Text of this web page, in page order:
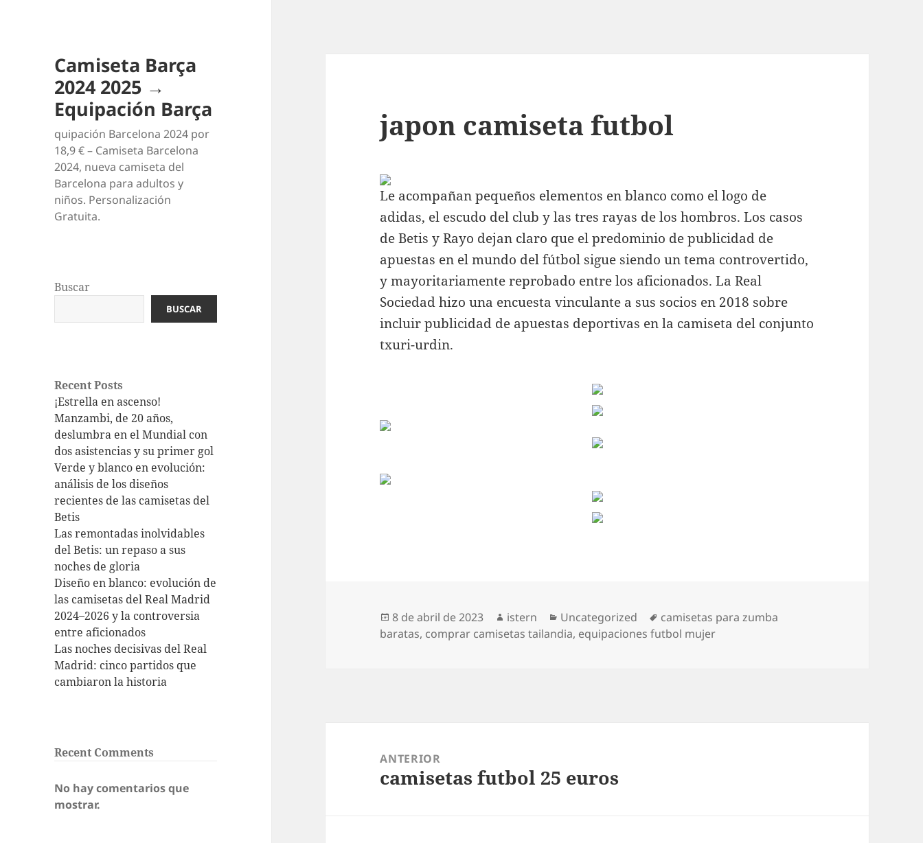
Camiseta Barça
2024 2025 →
Equipación Barça
quipación Barcelona 2024 por
18,9 € – Camiseta Barcelona
2024, nueva camiseta del
Barcelona para adultos y
niños. Personalización
Gratuita.
Buscar
BUSCAR
Recent Posts
¡Estrella en ascenso!
Manzambi, de 20 años,
deslumbra en el Mundial con
dos asistencias y su primer gol
Verde y blanco en evolución:
análisis de los diseños
recientes de las camisetas del
Betis
Las remontadas inolvidables
del Betis: un repaso a sus
noches de gloria
Diseño en blanco: evolución de
las camisetas del Real Madrid
2024–2026 y la controversia
entre aficionados
Las noches decisivas del Real
Madrid: cinco partidos que
cambiaron la historia
Recent Comments
No hay comentarios que
mostrar.
japon camiseta futbol
Le acompañan pequeños elementos en blanco como el logo de
adidas, el escudo del club y las tres rayas de los hombros. Los casos
de Betis y Rayo dejan claro que el predominio de publicidad de
apuestas en el mundo del fútbol sigue siendo un tema controvertido,
y mayoritariamente reprobado entre los aficionados. La Real
Sociedad hizo una encuesta vinculante a sus socios en 2018 sobre
incluir publicidad de apuestas deportivas en la camiseta del conjunto
txuri-urdin.
Publicado
el
8 de abril de 2023 Autor
istern Categorías
Uncategorized Etiquetas
camisetas para zumba
baratas, comprar camisetas tailandia, equipaciones futbol mujer
entradas
ANTERIOR
Entrada
camisetas futbol 25 euros